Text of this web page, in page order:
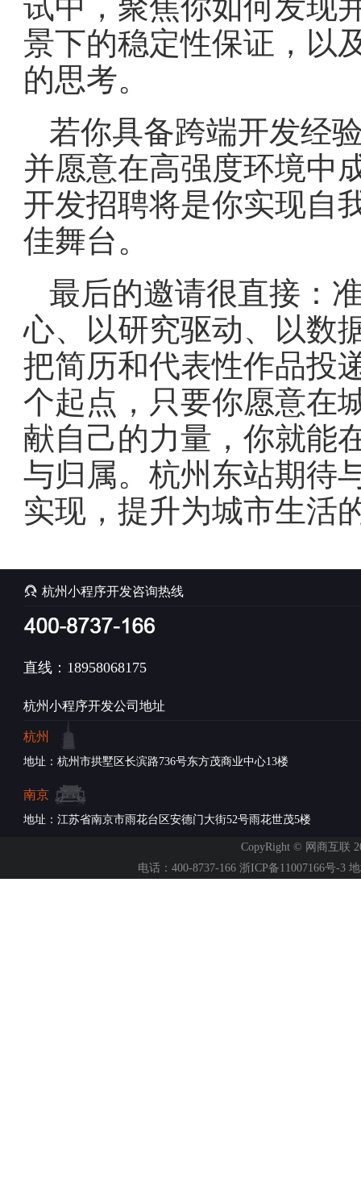
景下的稳定性保证，以
的思考。
若你具备跨端开发经
并愿意在高强度环境中
开发招聘将是你实现自
佳舞台。
最后的邀请很直接：
心、以研究驱动、以数
把简历和代表性作品投
个起点，只要你愿意在
献自己的力量，你就能
与归属。杭州东站期待
实现，提升为城市生活
杭州小程序开发咨询热线
直线：18958068175
杭州小程序开发公司地址
杭州
地址：杭州市拱墅区长滨路736号东方茂商业中心13楼
南京
地址：江苏省南京市雨花台区安德门大街52号雨花世茂5楼
CopyRight © 网商互联
电话：400-8737-166 浙ICP备11007166号-3